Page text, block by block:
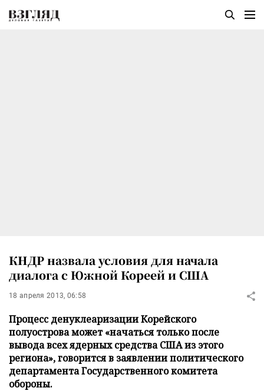
КНДР назвала условия для начала
диалога с Южной Кореей и США
18 апреля 2013, 06:58
Процесс денуклеаризации Корейского
полуострова может «начаться только после
вывода всех ядерных средства США из этого
региона», говорится в заявлении политического
департамента Государственного комитета
обороны.